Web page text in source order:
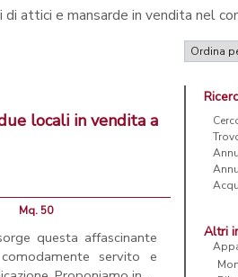
di attici e mansarde in vendita nel
locali in vendita a
Mq. 50
questa affascinante
servito e
Altri